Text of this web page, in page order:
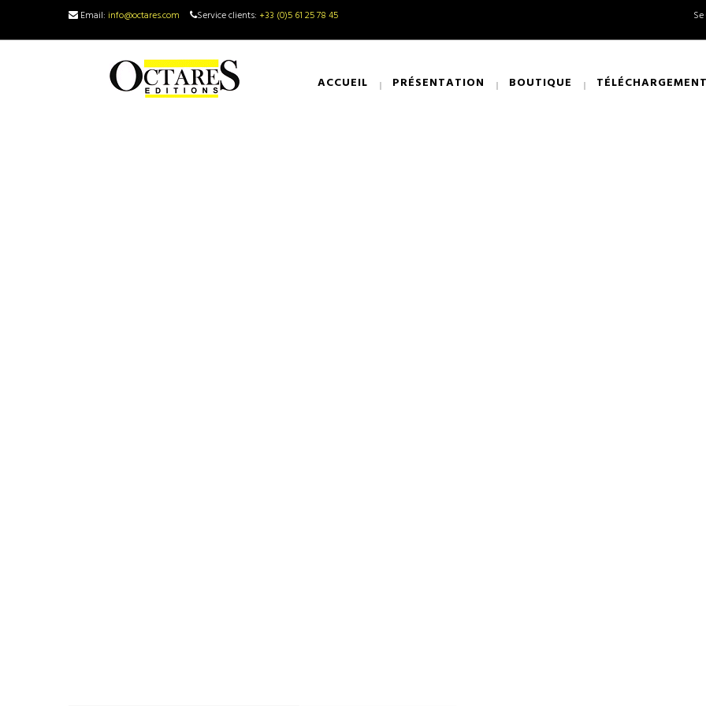
Email: info@octares.com Service clients: +33 (0)5 61 25 78 45
ACCUEIL PRÉSENTATION BOUTIQUE